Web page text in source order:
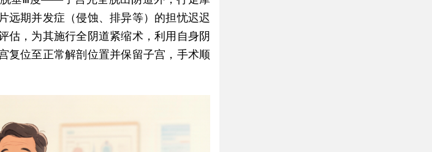
远期并发症（侵蚀、排异等）的担忧迟迟
估，为其施行全阴道紧缩术，利用自身阴
复位至正常解剖位置并保留子宫，手术顺